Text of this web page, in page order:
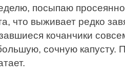
посыпаю
что выживает редко
кочанчики
сочную капусту.